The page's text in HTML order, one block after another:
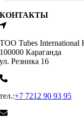
КОНТАКТЫ
ТОО Tubes International
100000 Караганда
ул. Резника 16
тел.:+7 7212 90 93 95